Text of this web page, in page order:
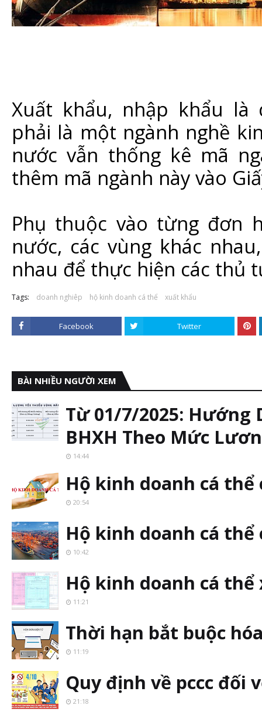
Xuất khẩu, nhập khẩu là
phải là một ngành nghề
nước vẫn thống kê mã
thêm mã ngành này vào
Phụ thuộc vào từng đơn
nước, các vùng khác
nhau để thực hiện các thủ
Tags: doanh nghiêp hộ kinh doanh cá thể xuất khẩu
Facebook Twitter
BÀI NHIỀU NGƯỜI XEM
Từ 01/7/2025: Hướng
BHXH Theo Mức
14:44
Hộ kinh doanh cá thể
20:54
Hộ kinh doanh cá
10:42
Hộ kinh doanh cá
11:21
Thời hạn bắt buộc
11:19
Quy định về pccc đối
21:18